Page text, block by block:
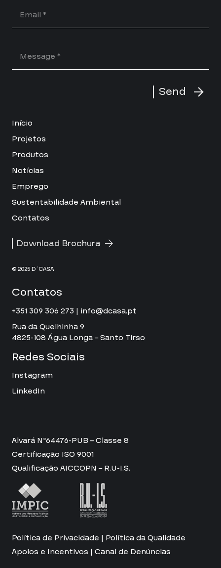
Send
Início
Projetos
Produtos
Notícias
Emprego
Sustentabilidade Ambiental
Contatos
Download Brochura
© 2025 D´CASA
Contatos
+351 309 306 273 | info@dcasa.pt
Rua da Quelhinha 9
4825-108 Água Longa – Santo Tirso
Redes Sociais
Instagram
LinkedIn
Alvará Nº64476-PUB – Classe 8
Certificação ISO 9001
Qualificação AICCOPN – R.U-I.S.
Política de Privacidade | Política da Qualidade
Apoios e Incentivos | Canal de Denúncias